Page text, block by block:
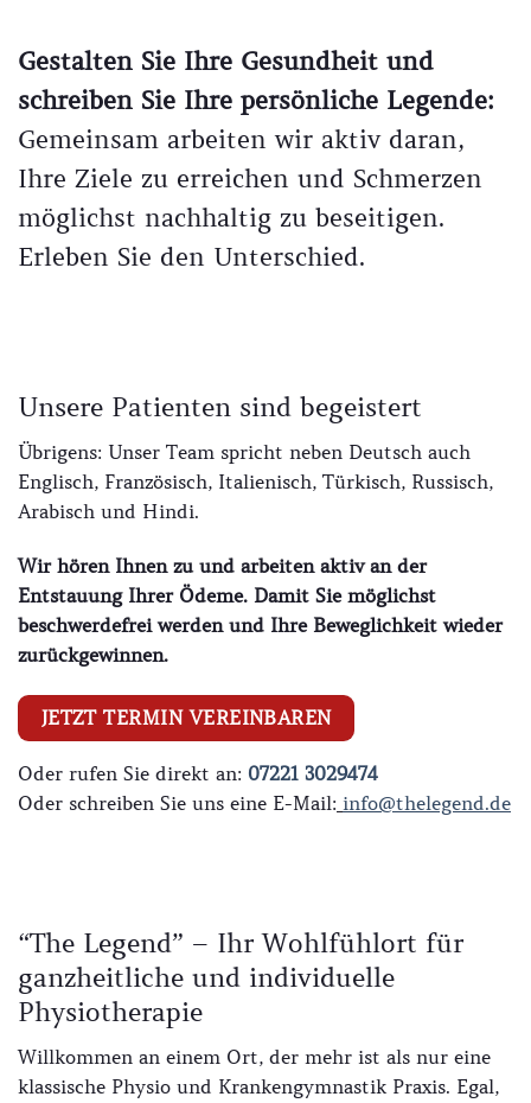
Gestalten Sie Ihre Gesundheit und
schreiben Sie Ihre persönliche Legende:
Gemeinsam arbeiten wir aktiv daran,
Ihre Ziele zu erreichen und Schmerzen
möglichst nachhaltig zu beseitigen.
Erleben Sie den Unterschied.
Unsere Patienten sind begeistert
Übrigens: Unser Team spricht neben Deutsch auch
Englisch, Französisch, Italienisch, Türkisch, Russisch,
Arabisch und Hindi.
Wir hören Ihnen zu und arbeiten aktiv an der
Entstauung Ihrer Ödeme. Damit Sie möglichst
beschwerdefrei werden und Ihre Beweglichkeit wieder
zurückgewinnen.
JETZT TERMIN VEREINBAREN
Oder rufen Sie direkt an: 07221 3029474
Oder schreiben Sie uns eine E-Mail: info@thelegend.de
“The Legend” – Ihr Wohlfühlort für
ganzheitliche und individuelle
Physiotherapie
Willkommen an einem Ort, der mehr ist als nur eine
klassische Physio und Krankengymnastik Praxis. Egal,